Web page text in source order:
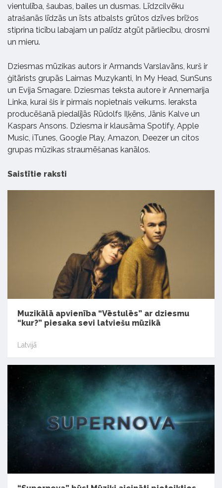
vientulība, šaubas, bailes un dusmas. Līdzcilvēku
atrašanās līdzās un īsts atbalsts grūtos dzīves brīžos
stiprina ticību labajam un palīdz atgūt pārliecību, drosmi
un mieru.
Dziesmas mūzikas autors ir Armands Varslavāns, kurš ir
ģitārists grupās Laimas Muzykanti, In My Head, SunSuns
un Evija Smagare. Dziesmas teksta autore ir Annemarija
Linka, kurai šis ir pirmais nopietnais veikums. Ieraksta
producēšanā piedalījās Rūdolfs Iļķēns, Jānis Kalve un
Kaspars Ansons. Dziesma ir klausāma Spotify, Apple
Music, iTunes, Google Play, Amazon, Deezer un citos
grupas mūzikas straumēšanas kanālos.
Saistītie raksti
Muzikālā apvienība “Vēstulēs” ar dziesmu
“kur?” piesaka sevi latviešu mūzikā
Latvijā